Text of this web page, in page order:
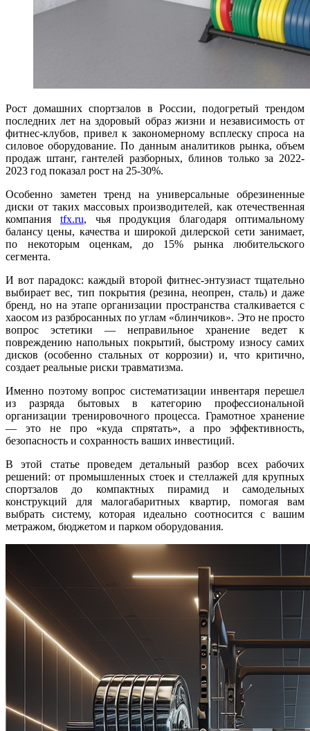
Рост домашних спортзалов в России, подогретый трендом
последних лет на здоровый образ жизни и независимость от
фитнес-клубов, привел к закономерному всплеску спроса на
силовое оборудование. По данным аналитиков рынка, объем
продаж штанг, гантелей разборных, блинов только за 2022-
2023 год показал рост на 25-30%.
Особенно заметен тренд на универсальные обрезиненные
диски от таких массовых производителей, как отечественная
компания tfx.ru, чья продукция благодаря оптимальному
балансу цены, качества и широкой дилерской сети занимает,
по некоторым оценкам, до 15% рынка любительского
сегмента.
И вот парадокс: каждый второй фитнес-энтузиаст тщательно
выбирает вес, тип покрытия (резина, неопрен, сталь) и даже
бренд, но на этапе организации пространства сталкивается с
хаосом из разбросанных по углам «блинчиков». Это не просто
вопрос эстетики — неправильное хранение ведет к
повреждению напольных покрытий, быстрому износу самих
дисков (особенно стальных от коррозии) и, что критично,
создает реальные риски травматизма.
Именно поэтому вопрос систематизации инвентаря перешел
из разряда бытовых в категорию профессиональной
организации тренировочного процесса. Грамотное хранение
— это не про «куда спрятать», а про эффективность,
безопасность и сохранность ваших инвестиций.
В этой статье проведем детальный разбор всех рабочих
решений: от промышленных стоек и стеллажей для крупных
спортзалов до компактных пирамид и самодельных
конструкций для малогабаритных квартир, помогая вам
выбрать систему, которая идеально соотносится с вашим
метражом, бюджетом и парком оборудования.